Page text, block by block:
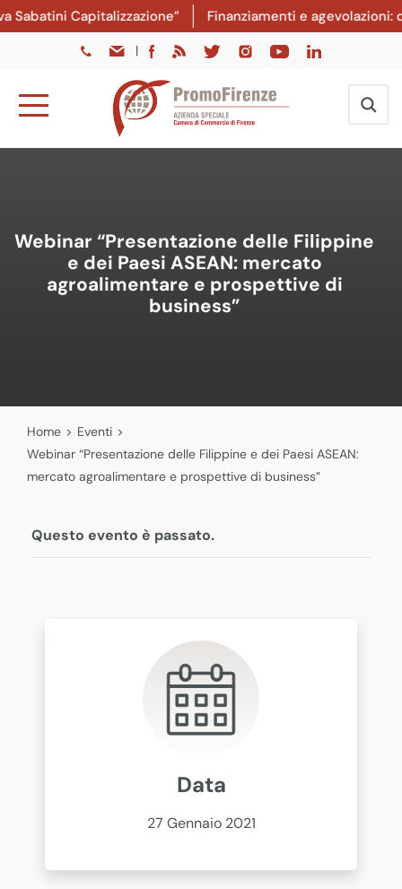
Capitalizzazione” Finanziamenti e agevolazioni:
|
Webinar “Presentazione delle Filippine
e dei Paesi ASEAN: mercato
agroalimentare e prospettive di
business”
Home > Eventi >
Webinar “Presentazione delle Filippine e dei Paesi ASEAN:
mercato agroalimentare e prospettive di business”
Questo evento è passato.
Data
27 Gennaio 2021